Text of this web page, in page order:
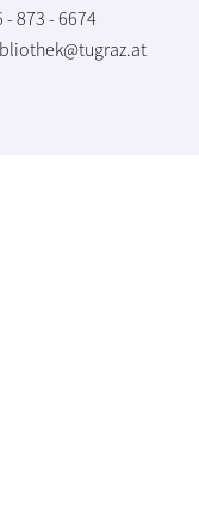
- 873 - 6674